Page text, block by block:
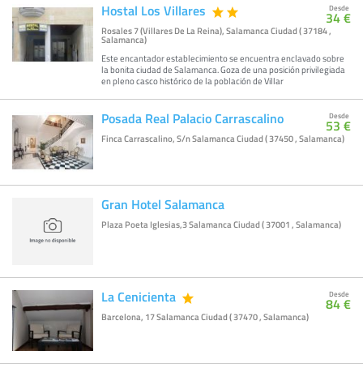
Hostal Los Villares
Rosales 7 (Villares De La Reina), Salamanca Ciudad ( 37184 ,
Salamanca)
Este encantador establecimiento se encuentra enclavado sobre
la bonita ciudad de Salamanca. Goza de una posición privilegiada
en pleno casco histórico de la población de Villar
Desde
34 €
Posada Real Palacio Carrascalino
Finca Carrascalino, S/n Salamanca Ciudad ( 37450 , Salamanca)
Desde
53 €
Gran Hotel Salamanca
Plaza Poeta Iglesias,3 Salamanca Ciudad ( 37001 , Salamanca)
La Cenicienta
Barcelona, 17 Salamanca Ciudad ( 37470 , Salamanca)
Desde
84 €